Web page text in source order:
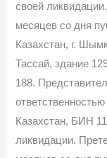
своей
месяцев со дня
Казахстан, г.
Тассай, здание
188.
Казахстан, БИН
ликвидации.